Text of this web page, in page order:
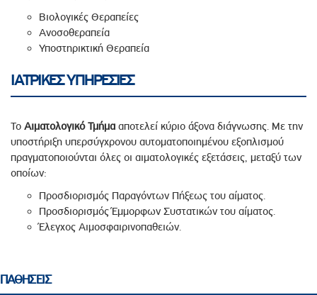
Βιολογικές Θεραπείες
Ανοσοθεραπεία
Υποστηρικτική Θεραπεία
ΙΑΤΡΙΚΕΣ ΥΠΗΡΕΣΙΕΣ
Το Αιματολογικό Τμήμα αποτελεί κύριο άξονα διάγνωσης. Με την
υποστήριξη υπερσύγχρονου αυτοματοποιημένου εξοπλισμού
πραγματοποιούνται όλες οι αιματολογικές εξετάσεις, μεταξύ των
οποίων:
Προσδιορισμός Παραγόντων Πήξεως του αίματος.
Προσδιορισμός Έμμορφων Συστατικών του αίματος.
Έλεγχος Αιμοσφαιρινοπαθειών.
ΠΑΘΗΣΕΙΣ